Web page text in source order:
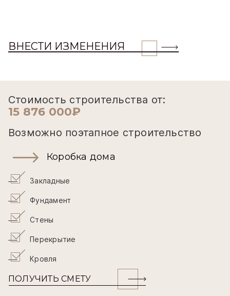
ВНЕСТИ ИЗМЕНЕНИЯ
Стоимость строительства от:
15 876 000₽
Возможно поэтапное строительство
Коробка дома
Закладные
Фундамент
Стены
Перекрытие
Кровля
ПОЛУЧИТЬ СМЕТУ